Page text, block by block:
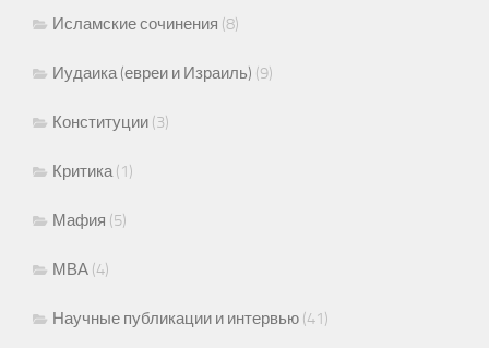
Исламские сочинения (8)
Иудаика (евреи и Израиль) (9)
Конституции (3)
Критика(1)
Мафия (5)
МВА (4)
Научные публикации и интервью (41)